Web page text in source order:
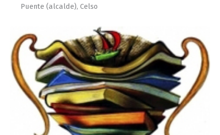
Puente (alcalde), Celso